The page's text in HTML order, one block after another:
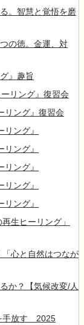
。智慧と覚悟を磨
の徳。金運、対
』趣旨
リング』復習会
リング』復習会
ング』
ング』
ング』
ング』
ング』
生ヒーリング」
「心と自然はつなが
か？【気候改変/人
手放す 2025